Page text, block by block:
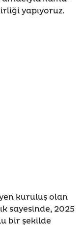
yapıyoruz.
kuruluş olan
sayesinde, 2025
bir şekilde